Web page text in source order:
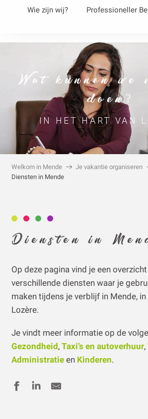
Wie zijn wij? Professioneller
Wat kunnen we
doen?
IN HET HART VAN
Welkom in Mende Je vakantie organiseren
Diensten in Mende
Diensten in
Op deze pagina vind je een
verschillende diensten waar je
maken tijdens je verblijf in Mende,
Lozère.
Je vindt meer informatie op de
Gezondheid, Taxi’s en autoverhuur,
Administratie en Kinderen.